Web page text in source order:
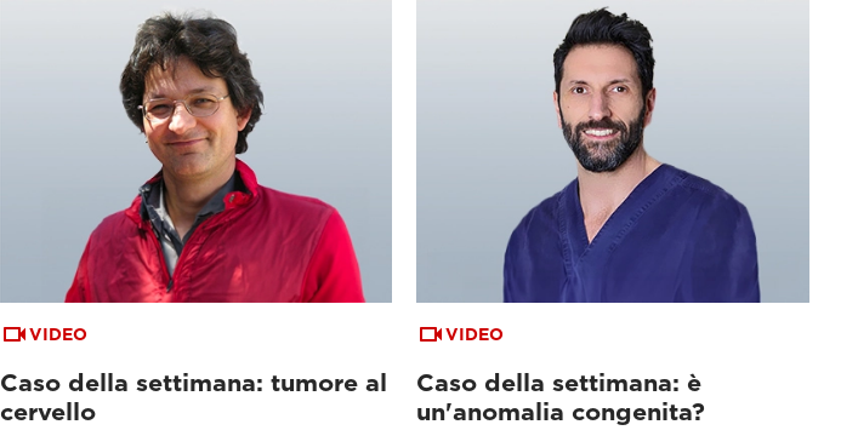
VIDEO
Caso della settimana: tumore al
cervello
VIDEO
Caso della settimana: è
un'anomalia congenita?